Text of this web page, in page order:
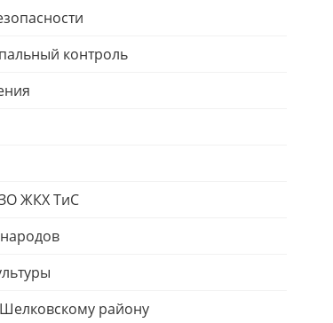
контроль
ЖКХ ТиС
району